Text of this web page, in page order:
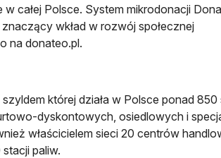
całej Polsce. System mikrodonacji
wkład w rozwój społecznej
na donateo.pl.
której działa w Polsce ponad
dyskontowych, osiedlowych i
właścicielem sieci 20 centrów
paliw.